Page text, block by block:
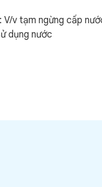
V/v tạm ngừng cấp
dụng nước